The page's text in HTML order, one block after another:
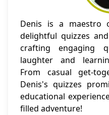
Denis is a maestro
delightful quizzes
crafting engaging
laughter and
From casual get-
Denis's quizzes
educational
filled adventure!